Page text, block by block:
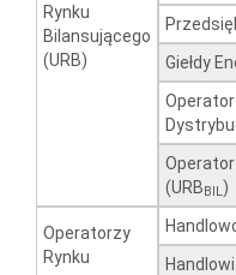
Rynku
Bilansującego
(URB)
Giełdy
(URB BIL)
Operatorzy
Rynku